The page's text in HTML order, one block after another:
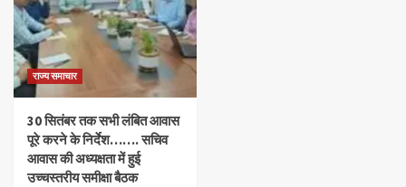
राज्य समाचार
30 सितंबर तक सभी लंबित आवास
पूरे करने के निर्देश……. सचिव
आवास की अध्यक्षता में हुई
उच्चस्तरीय समीक्षा बैठक